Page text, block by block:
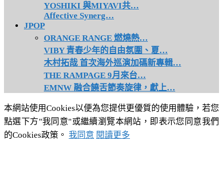
YOSHIKI 與MIYAVI共…
Affective Synerg…
JPOP
ORANGE RANGE 燃燒熱…
VIBY 青春少年的自由氛圍、夏…
木村拓哉 首次海外巡演加碼新專輯…
THE RAMPAGE 9月來台…
EMNW 融合饒舌節奏旋律，獻上…
本網站使用Cookies以便為您提供更優質的使用體驗，若您
點選下方"我同意"或繼續瀏覽本網站，即表示您同意我們
的Cookies政策。 我同意 閱讀更多